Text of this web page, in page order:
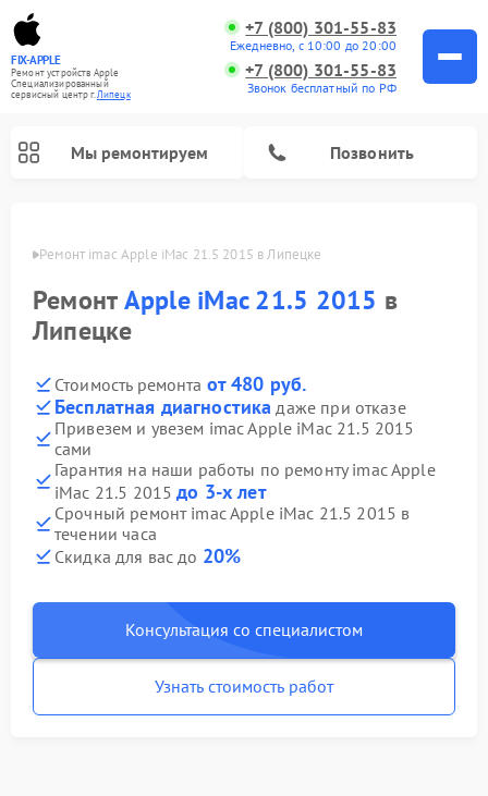
FIX-APPLE
Ремонт устройств Apple
Специализированный
cервисный центр г.Липецк
+7 (800) 301-55-83
Ежедневно, с 10:00 до 20:00
+7 (800) 301-55-83
Звонок бесплатный по РФ
Мы ремонтируем Позвонить
Ремонт imac Apple iMac 21.5 2015 в Липецке
РемонтApple iMac 21.5 2015 в
Липецке
Стоимость ремонта от 480 руб.
Бесплатная диагностика даже при отказе
Привезем и увезем imac Apple iMac 21.5 2015
сами
Гарантия на наши работы по ремонту imac Apple
iMac 21.5 2015до 3-х лет
Срочный ремонт imac Apple iMac 21.5 2015 в
течении часа
Скидка для вас до 20%
Консультация со специалистом
Узнать стоимость работ